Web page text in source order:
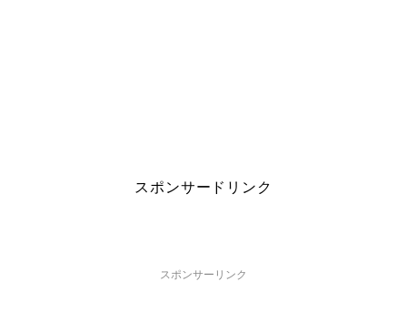
スポンサードリンク
スポンサーリンク